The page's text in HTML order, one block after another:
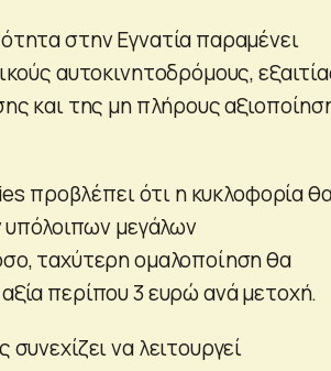
στην Εγνατία παραμένει
αυτοκινητοδρόμους,
και της μη πλήρους
προβλέπει ότι η κυκλοφορία
υπόλοιπων μεγάλων
ταχύτερη ομαλοποίηση θα
περίπου 3 ευρώ ανά μετοχή.
να λειτουργεί